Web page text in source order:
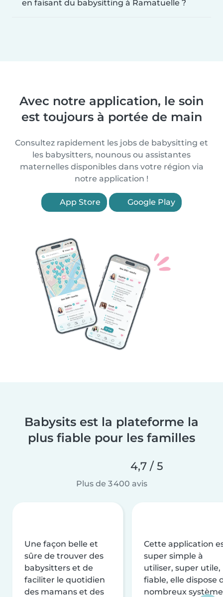
en faisant du babysitting à Ramatuelle ?
Avec notre application, le soin
est toujours à portée de main
Consultez rapidement les jobs de babysitting et
les babysitters, nounous ou assistantes
maternelles disponibles dans votre région via
notre application !
App Store Google Play
Babysits est la plateforme la
plus fiable pour les familles
4,7 / 5
Plus de 3 400 avis
Une façon belle et
sûre de trouver des
babysitters et de
faciliter le quotidien
des mamans et des
Cette application
super simple à
utiliser, super utile,
fiable, elle dispose
nombreux